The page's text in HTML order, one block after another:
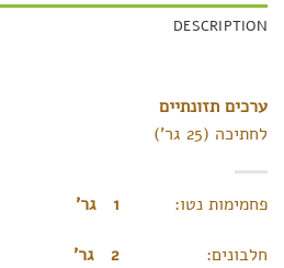
DESCRIPTION
ערכים תזונתיים
לחתיכה (25 גר’)
פחמימות נטו:
חלבונים: 2 גר’